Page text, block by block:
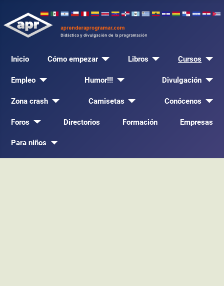
Inicio Cómo empezar Libros Cursos
Empleo Humor!!! Divulgación
Zona crash Camisetas Conócenos
Foros Directorios Formación Empresas
Para niños